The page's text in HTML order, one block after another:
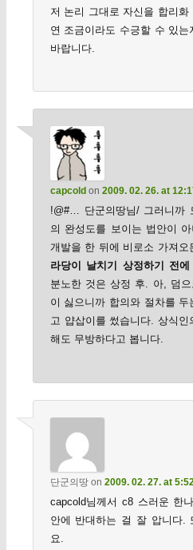
저 논리 그대로 자신을 합리
연 조금이라도 수긍할 수 있
바랍니다.
capcold on 2009. 02. 26. at
!@#… 단군의땅님/ 그러니까
의 완성도를 보이는 법안이
개발을 한 뒤에 비로소 가져오
라당이 날치기 상정하기 전에
분노한 것은 상정 후. 아, 덤
이 싫으니까 합의와 절차를
고 얍삽이를 썼습니다. 상식
해도 무방하다고 봅니다.
단군의땅on 2009. 02. 27. at
capcold님께서 c8 스러운 한
안에 반대하는 걸 잘 압니다.
요.